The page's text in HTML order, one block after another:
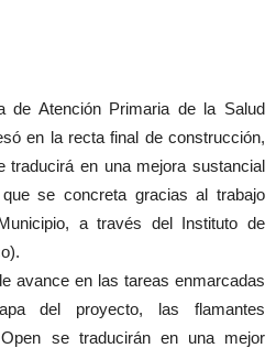
de Atención Primaria de la Salud
en la recta final de construcción,
traducirá en una mejora sustancial
se concreta gracias al trabajo
a través del Instituto de
avance en las tareas enmarcadas
del proyecto, las flamantes
se traducirán en una mejor